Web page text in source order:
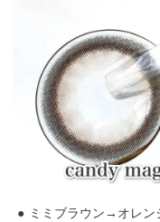
ミミブラウン→オレン